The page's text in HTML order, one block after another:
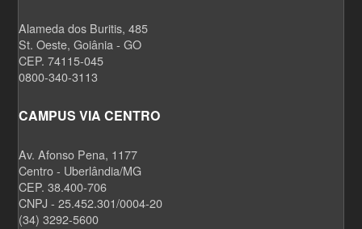
Alameda dos Buritis, 485
St. Oeste, Goiânia - GO
CEP. 74115-045
0800-340-3113
CAMPUS VIA CENTRO
Av. Afonso Pena, 1177
Centro - Uberlândia/MG
CEP. 38.400-706
CNPJ - 25.452.301/0004-20
(34) 3292-5600